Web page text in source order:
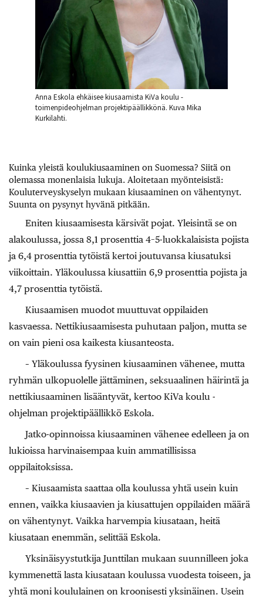
Anna Eskola ehkäisee kiusaamista KiVa koulu -
toimenpideohjelman projektipäällikkönä. Kuva Mika
Kurkilahti.
Kuinka yleistä koulukiusaaminen on Suomessa? Siitä on
olemassa monenlaisia lukuja. Aloitetaan myönteisistä:
Kouluterveyskyselyn mukaan kiusaaminen on vähentynyt.
Suunta on pysynyt hyvänä pitkään.
Eniten kiusaamisesta kärsivät pojat. Yleisintä se on
alakoulussa, jossa 8,1 prosenttia 4–5-luokkalaisista pojista
ja 6,4 prosenttia tytöistä kertoi joutuvansa kiusatuksi
viikoittain. Yläkoulussa kiusattiin 6,9 prosenttia pojista ja
4,7 prosenttia tytöistä.
Kiusaamisen muodot muuttuvat oppilaiden
kasvaessa. Nettikiusaamisesta puhutaan paljon, mutta se
on vain pieni osa kaikesta kiusanteosta.
– Yläkoulussa fyysinen kiusaaminen vähenee, mutta
ryhmän ulkopuolelle jättäminen, seksuaalinen häirintä ja
nettikiusaaminen lisääntyvät, kertoo KiVa koulu -
ohjelman projektipäällikkö Eskola.
Jatko-opinnoissa kiusaaminen vähenee edelleen ja on
lukioissa harvinaisempaa kuin ammatillisissa
oppilaitoksissa.
– Kiusaamista saattaa olla koulussa yhtä usein kuin
ennen, vaikka kiusaavien ja kiusattujen oppilaiden määrä
on vähentynyt. Vaikka harvempia kiusataan, heitä
kiusataan enemmän, selittää Eskola.
Yksinäisyystutkija Junttilan mukaan suunnilleen joka
kymmenettä lasta kiusataan koulussa vuodesta toiseen, ja
yhtä moni koululainen on kroonisesti yksinäinen. Usein